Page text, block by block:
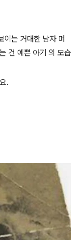
이는 거대한 남자 머
건 예쁜 아기 의 모습
.